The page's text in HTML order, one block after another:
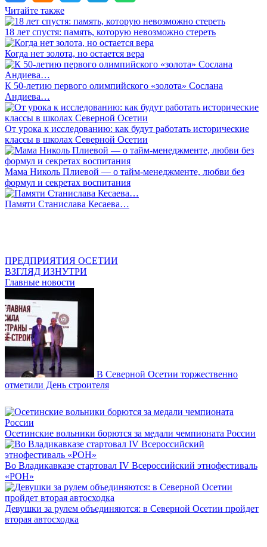
Читайте также
18 лет спустя: память, которую невозможно стереть
Когда нет золота, но остается вера
К 50-летию первого олимпийского «золота» Сослана
Андиева…
От урока к исследованию: как будут работать исторические
классы в школах Северной Осетии
Мама Николь Плиевой — о тайм-менеджменте, любви без
формул и секретах воспитания
Памяти Станислава Кесаева…
ПРЕДПРИЯТИЯ ОСЕТИИ
ВЗГЛЯД ИЗНУТРИ
Главные новости
В Северной Осетии торжественно
отметили День строителя
Осетинские вольники борются за медали чемпионата России
Во Владикавказе стартовал IV Всероссийский этнофестиваль
«РОН»
Девушки за рулем объединяются: в Северной Осетии пройдет
вторая автосходка